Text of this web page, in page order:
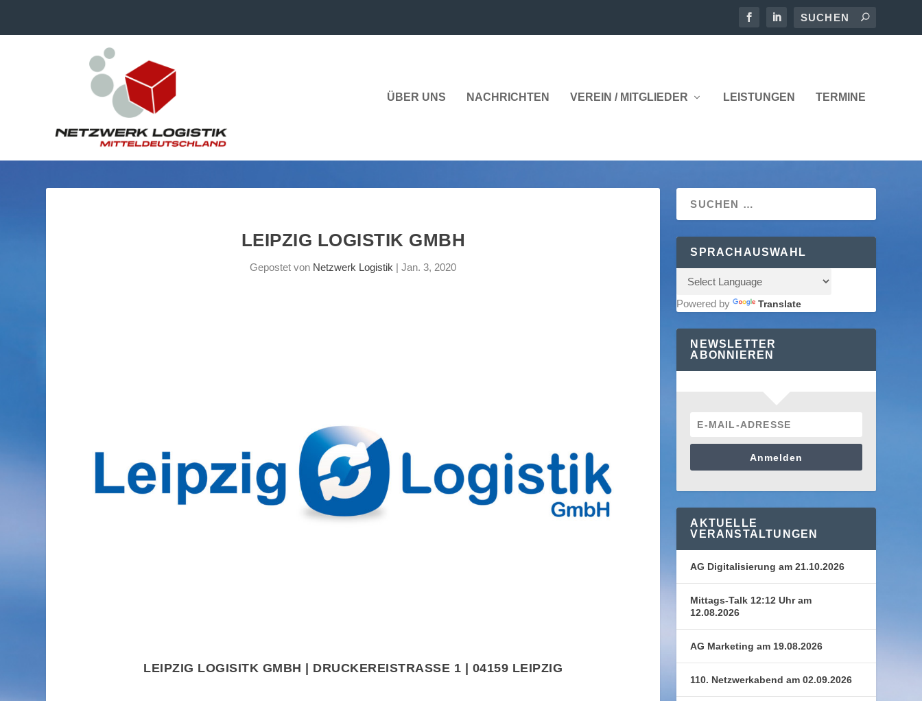
ÜBER UNS NACHRICHTEN VEREIN / MITGLIEDER LEISTUNGEN TERMINE
LEIPZIG LOGISTIK GMBH
Gepostet von Netzwerk Logistik |Jan. 3, 2020
LEIPZIG LOGISITK GMBH DRUCKEREISTRASSE 1 | 04159 LEIPZIG
SPRACHAUSWAHL
Powered by Translate
NEWSLETTER
ABONNIEREN
Anmelden
AKTUELLE
VERANSTALTUNGEN
AG Digitalisierung am 21.10.2026
Mittags-Talk 12:12 Uhr am
12.08.2026
AG Marketing am 19.08.2026
110. Netzwerkabend am 02.09.2026